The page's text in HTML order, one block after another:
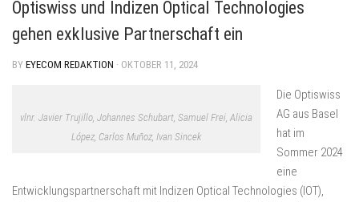
Optiswiss und Indizen Optical Technologies
gehen exklusive Partnerschaft ein
BY EYECOM REDAKTION · OKTOBER 11, 2024
vlnr. Javier Trujillo, Johannes Schubart, Samuel Frei, Alicia
López, Carlos Muñoz, Ivan Sincek
Die Optiswiss
AG aus Basel
hat im
Sommer 2024
eine
Entwicklungspartnerschaft mit Indizen Optical Technologies (IOT),